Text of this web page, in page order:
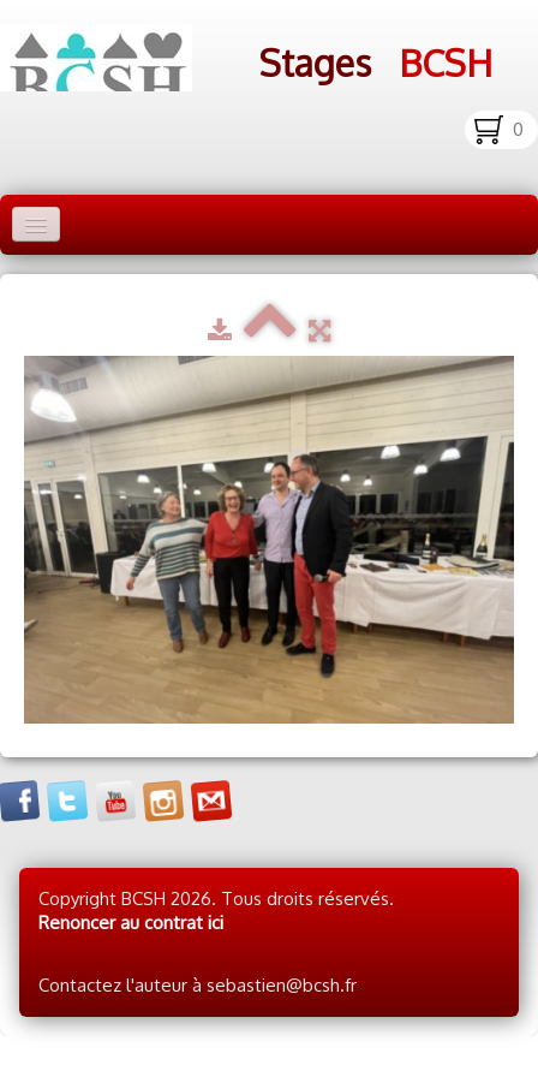
Stages BCSH
0
Accueil Stages
Infos pratiques
Photos
bcsh.fr
Inscription aux stages
Copyright BCSH 2026. Tous droits réservés.
Renoncer au contrat ici
Contactez l'auteur à sebastien@bcsh.fr